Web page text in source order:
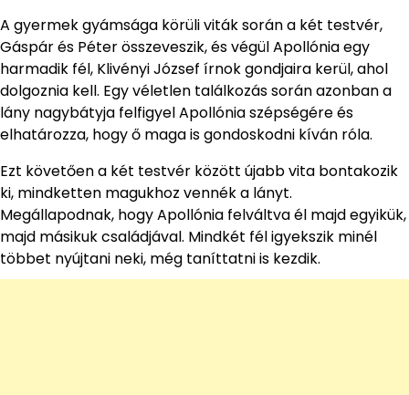
A gyermek gyámsága körüli viták során a két testvér,
Gáspár és Péter összeveszik, és végül Apollónia egy
harmadik fél, Klivényi József írnok gondjaira kerül, ahol
dolgoznia kell. Egy véletlen találkozás során azonban a
lány nagybátyja felfigyel Apollónia szépségére és
elhatározza, hogy ő maga is gondoskodni kíván róla.
Ezt követően a két testvér között újabb vita bontakozik
ki, mindketten magukhoz vennék a lányt.
Megállapodnak, hogy Apollónia felváltva él majd egyikük,
majd másikuk családjával. Mindkét fél igyekszik minél
többet nyújtani neki, még taníttatni is kezdik.